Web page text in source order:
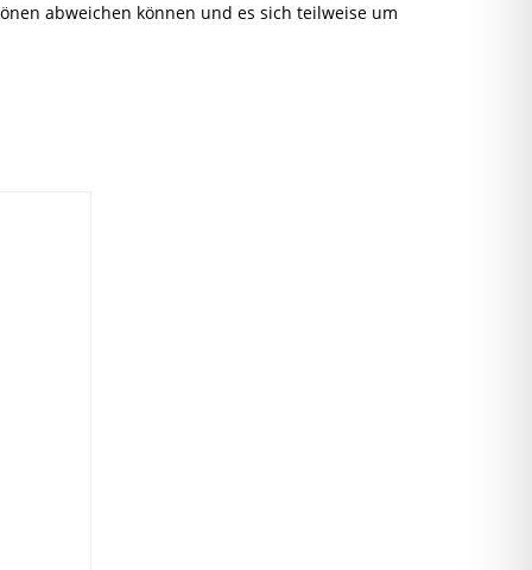
abweichen können und es sich teilweise um